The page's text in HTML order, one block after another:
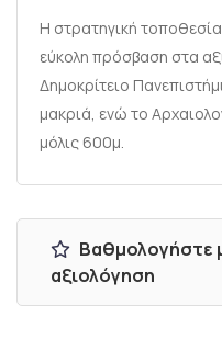
Η στρατηγική
εύκολη πρόσβαση στα
Δημοκρίτειο
μακριά, ενώ το
μόλις 600μ.
Βαθμολογήστε
αξιολόγηση